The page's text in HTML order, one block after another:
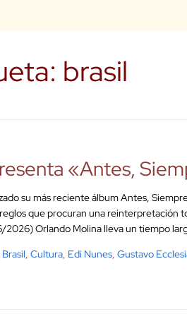
brasil
«Antes,
su más reciente álbum Antes,
que procuran una reinterpretación
Orlando Molina lleva un tiempo
Brasil, Cultura, Edi Nunes, Gustavo